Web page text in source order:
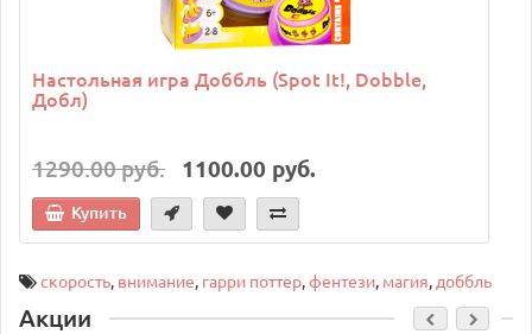
Настольная игра Доббль (Spot It!, Dobble,
Добл)
1290.00 руб. 1100.00 руб.
Купить
скорость, внимание, гарри поттер,фентези, магия, доббль
Акции